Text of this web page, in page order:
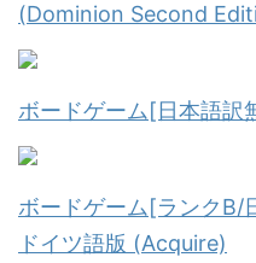
(Dominion Second
ボードゲーム[日本語訳
ボードゲーム[ランクB/
ドイツ語版 (Acquire)